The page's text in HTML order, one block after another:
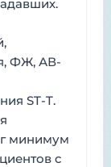
ФЖ, АВ-
ST-T.
минимум
с